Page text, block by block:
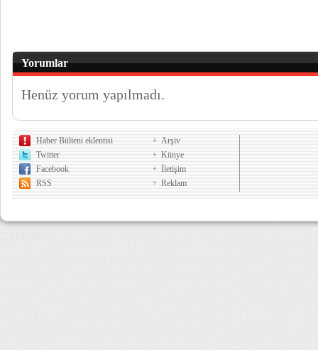
Yorumlar
Henüz yorum yapılmadı.
Haber Bülteni eklentisi
Twitter
Facebook
RSS
Arşiv
Künye
İletişim
Reklam